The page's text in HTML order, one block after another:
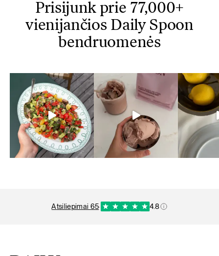
Prisijunk prie 77,000+
vienijančios Daily Spoon
bendruomenės
atsiliepimai 65· 4.8